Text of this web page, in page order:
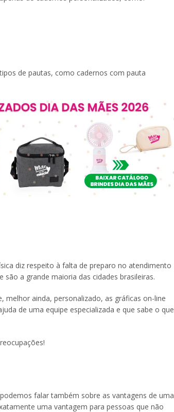
de pautas, como cadernos com pauta
diz respeito à falta de preparo no atendimento
são a grande maioria das cidades brasileiras.
melhor ainda, personalizado, as gráficas on-line
de uma equipe especializada e que sabe o que
falar também sobre as vantagens de uma
uma vantagem para pessoas que não